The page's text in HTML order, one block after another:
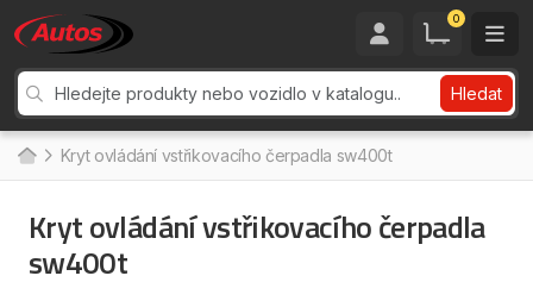
0
Hledat
Kryt ovládání vstřikovacího čerpadla sw400t
Kryt ovládání vstřikovacího čerpadla
sw400t